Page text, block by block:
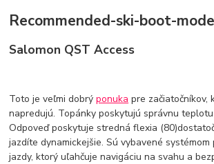
Recommended-ski-boot-
Salomon QST Access
Toto je veľmi dobrýponuka pre začiatočníkov,
napredujú. Topánky poskytujú správnu
Odpoveď poskytuje stredná flexia
jazdíte dynamickejšie. Sú vybavené
jazdy, ktorý uľahčuje navigáciu na svahu a